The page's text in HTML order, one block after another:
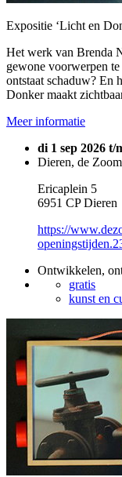
Expositie ‘Licht en
Het werk van Brenda
gewone voorwerpen
ontstaat schaduw? En
Donker maakt
Meer informatie
di 1 sep 2026 t/
Dieren, de
Ericaplein 5
6951 CP Dieren
https://
Ontwikkelen,
gratis
kunst en